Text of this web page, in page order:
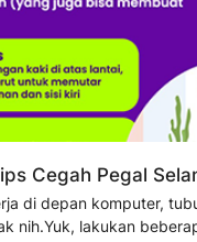
Cegah Pegal
di depan komputer,
nih.Yuk, lakukan